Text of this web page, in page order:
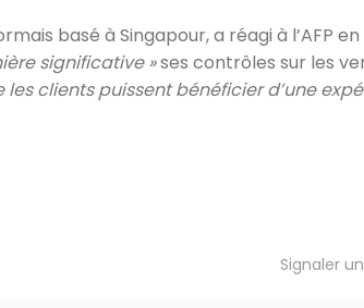
basé à Singapour, a réagi à l’AFP
significative »ses contrôles sur les
les clients puissent bénéficier d’une
Signaler